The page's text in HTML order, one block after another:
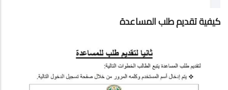
كيفية تقديم طلب المساعدة